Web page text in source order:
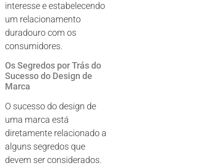
interesse e estabelecendo
um relacionamento
duradouro com os
consumidores.
Os Segredos por Trás do
Sucesso do Design de
Marca
O sucesso do design de
uma marca está
diretamente relacionado a
alguns segredos que
devem ser considerados.